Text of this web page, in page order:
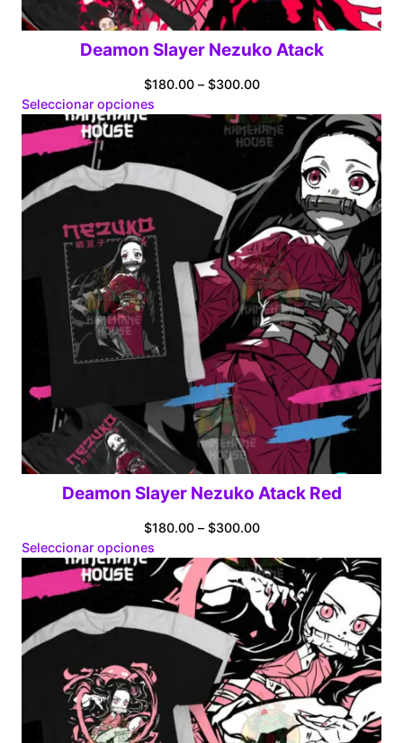
Deamon Slayer Nezuko Atack
$180.00 – $300.00Price
$180.00
through
$300.00
Seleccionar opciones
Deamon Slayer Nezuko Atack Red
$180.00 – $300.00Price
$180.00
through
$300.00
Seleccionar opciones